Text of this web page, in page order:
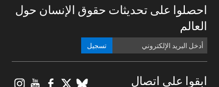
احصلوا على تحديثات حقوق الإنسان حول
العالم
تسجيل
ابقوا على اتصال BlueSky
X